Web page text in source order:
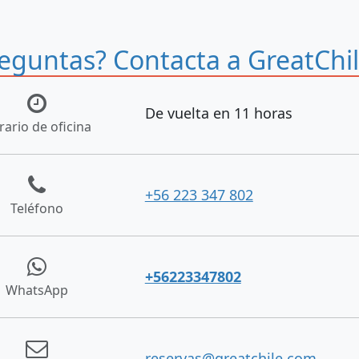
Contacta a
de oficina
De vuelta en 11 horas
Teléfono
+56 223 347 802
WhatsApp
+56223347802